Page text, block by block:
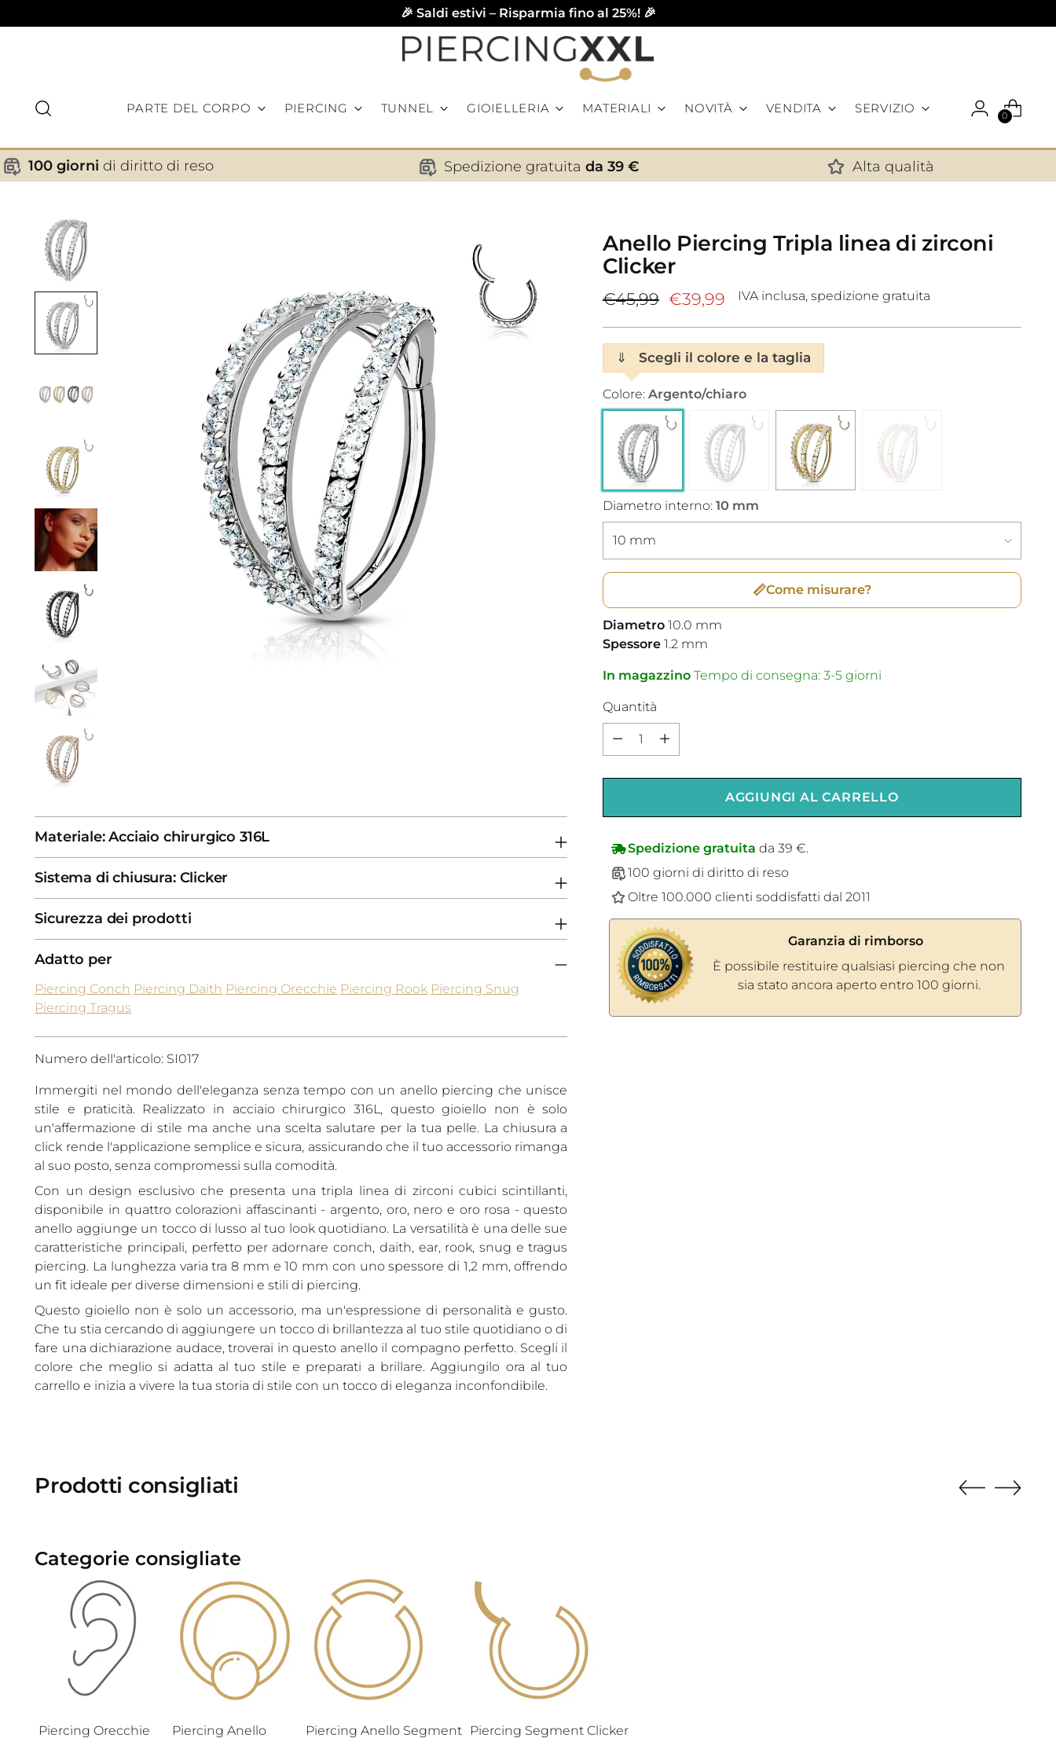
🎉 Saldi estivi – Risparmia fino al 25%! 🎉
PARTE DEL CORPO PIERCING TUNNEL GIOIELLERIA MATERIALI NOVITÀ VENDITA SERVIZIO
0
✕
100 giorni di diritto di reso Spedizione gratuita da 39 € Alta qualità
Materiale: Acciaio chirurgico 316L
Sistema di chiusura: Clicker
Sicurezza dei prodotti
Adatto per
Piercing Conch Piercing Daith Piercing Orecchie Piercing Rook Piercing Snug
Piercing Tragus
Numero dell'articolo: SI017
Immergiti nel mondo dell'eleganza senza tempo con un anello piercing che unisce
stile e praticità. Realizzato in acciaio chirurgico 316L, questo gioiello non è solo
un'affermazione di stile ma anche una scelta salutare per la tua pelle. La chiusura a
click rende l'applicazione semplice e sicura, assicurando che il tuo accessorio rimanga
al suo posto, senza compromessi sulla comodità.
Con un design esclusivo che presenta una tripla linea di zirconi cubici scintillanti,
disponibile in quattro colorazioni affascinanti - argento, oro, nero e oro rosa - questo
anello aggiunge un tocco di lusso al tuo look quotidiano. La versatilità è una delle sue
caratteristiche principali, perfetto per adornare conch, daith, ear, rook, snug e tragus
piercing. La lunghezza varia tra 8 mm e 10 mm con uno spessore di 1,2 mm, offrendo
un fit ideale per diverse dimensioni e stili di piercing.
Questo gioiello non è solo un accessorio, ma un'espressione di personalità e gusto.
Che tu stia cercando di aggiungere un tocco di brillantezza al tuo stile quotidiano o di
fare una dichiarazione audace, troverai in questo anello il compagno perfetto. Scegli il
colore che meglio si adatta al tuo stile e preparati a brillare. Aggiungilo ora al tuo
carrello e inizia a vivere la tua storia di stile con un tocco di eleganza inconfondibile.
Anello Piercing Tripla linea di zirconi
Clicker
Prezzo
listino
€45,99 €39,99 IVA inclusa, spedizione gratuita
⇓ Scegli il colore e la taglia
Colore: Argento/chiaro
Diametro interno: 10 mm
📏Come misurare?
Diametro 10.0 mm
Spessore 1.2mm
In magazzinoTempo di consegna: 3-5 giorni
Quantità
Quantità
AGGIUNGI AL CARRELLO
Spedizione gratuita da 39 €.
100 giorni di diritto di reso
Oltre 100.000 clienti soddisfatti dal 2011
Garanzia di rimborso
È possibile restituire qualsiasi piercing che non
sia stato ancora aperto entro 100 giorni.
Prodotti consigliati
Categorie consigliate
Piercing Orecchie Piercing Anello Piercing Anello Segment Piercing Segment Clicker